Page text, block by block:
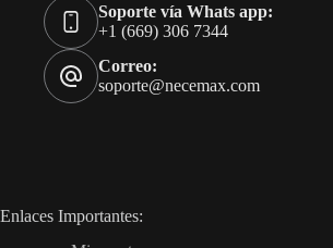
Soporte vía Whats app:
+1 (669) 306 7344
Correo:
soporte@necemax.com
Enlaces Importantes: